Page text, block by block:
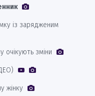
із зарядженим
очікують зміни
жінку